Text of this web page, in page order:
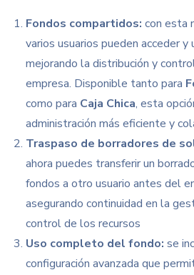
Fondos compartidos: con esta
varios usuarios pueden acceder
mejorando la distribución y
empresa. Disponible tanto para
como para Caja Chica, esta
administración más eficiente y
Traspaso de borradores de
ahora puedes transferir un
fondos a otro usuario antes del
asegurando continuidad en la
control de los recursos
Uso completo del fondo: se
configuración avanzada que